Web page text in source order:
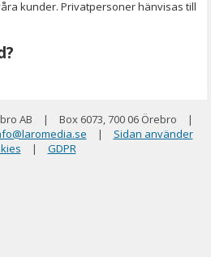
kunder. Privatpersoner hänvisas till
AB | Box 6073, 700 06 Örebro
|
|
Sidan använder
| GDPR